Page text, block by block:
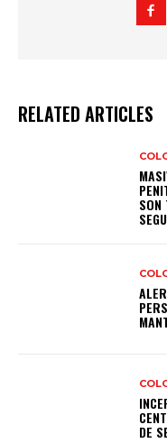
RELATED ARTICLES
SON
DE